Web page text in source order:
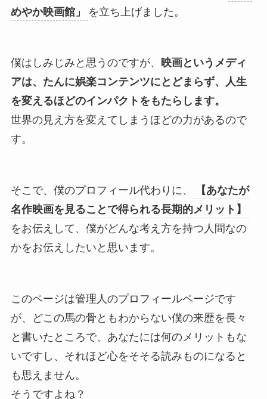
めやか映画館」
を立ち上げました。
僕はしみじみと思うのですが、 映画というメディ
アは、たんに娯楽コンテンツにとどまらず、人生
を変えるほどのインパクトをもたらします。
世界の見え方を変えてしまうほどの力があるので
す。
そこで、僕のプロフィール代わりに、
【あなたが
名作映画を見ることで得られる長期的メリット】
をお伝えして、僕がどんな考え方を持つ人間なの
かをお伝えしたいと思います。
このページは管理人のプロフィールページです
が、どこの馬の骨ともわからない僕の来歴を長々
と書いたところで、あなたには何のメリットもな
いですし、それほど心をそそる読みものになると
も思えません。
そうですよね？